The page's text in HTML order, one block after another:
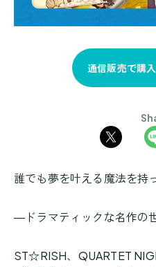
通信販売で購入
誰でも夢を叶える魔法を持
―ドラマティックな名作の
ST☆RISH、QUARTET